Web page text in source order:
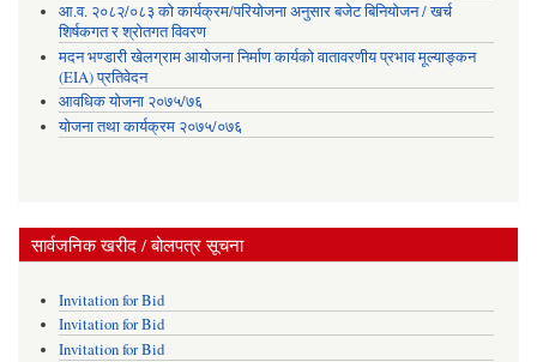
आ.व. २०८२/०८३ को कार्यक्रम/परियोजना अनुसार बजेट बिनियोजन / खर्च
शिर्षकगत र श्रोतगत विवरण
मदन भण्डारी खेलग्राम आयोजना निर्माण कार्यको वातावरणीय प्रभाव मूल्याङ्कन
(EIA) प्रतिवेदन
आवधिक योजना २०७५/७६
योजना तथा कार्यक्रम २०७५/०७६
सार्वजनिक खरीद / बोलपत्र सूचना
Invitation for Bid
Invitation for Bid
Invitation for Bid